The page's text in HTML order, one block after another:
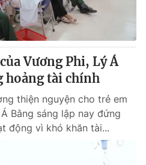
Vương Phi, Lý Á
hoảng tài chính
thiện nguyện cho trẻ em
Bằng sáng lập nay đứng
động vì khó khăn tài...